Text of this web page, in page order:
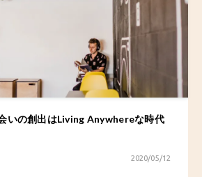
いの創出はLiving Anywhereな時代
2020/05/12